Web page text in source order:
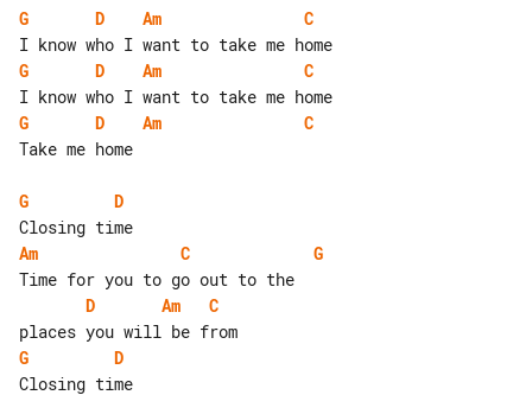
G
D Am
C
G
D Am
C
G
D Am
C
Take me home
G
D
Am
C
G
D
Am
C
G
D